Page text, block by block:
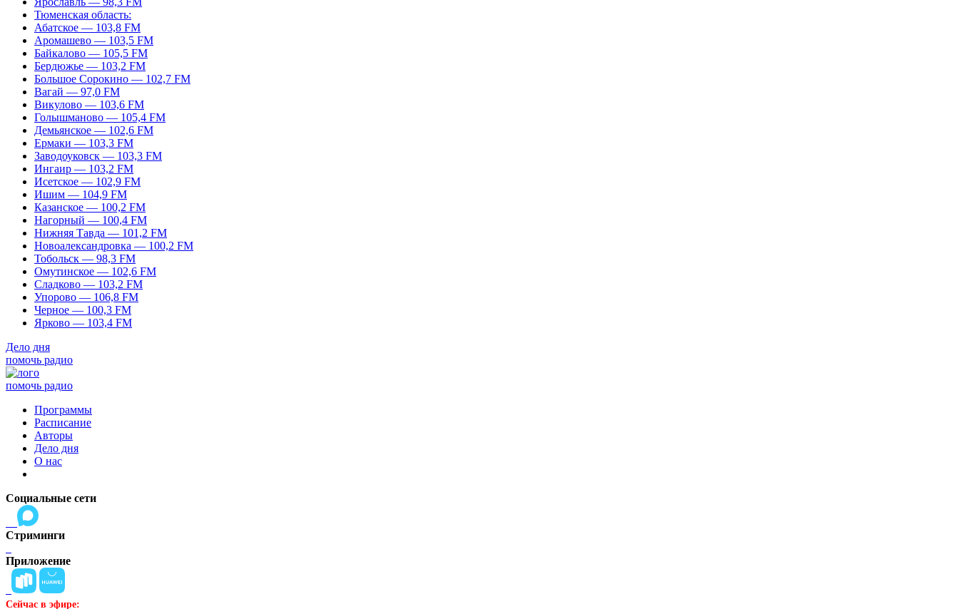
Тюменская область:
Абатское — 103,8 FM
Аромашево — 103,5 FM
Байкалово — 105,5 FM
Бердюжье — 103,2 FM
Большое Сорокино — 102,7 FM
Вагай — 97,0 FM
Викулово — 103,6 FM
Голышманово — 105,4 FM
Демьянское — 102,6 FM
Ермаки — 103,3 FM
Заводоуковск — 103,3 FM
Ингаир — 103,2 FM
Исетское — 102,9 FM
Ишим — 104,9 FM
Казанское — 100,2 FM
Нагорный — 100,4 FM
Нижняя Тавда — 101,2 FM
Новоалександровка — 100,2 FM
Тобольск — 98,3 FM
Омутинское — 102,6 FM
Сладково — 103,2 FM
Упорово — 106,8 FM
Черное — 100,3 FM
Ярково — 103,4 FM
Дело дня
помочь радио
помочь радио
Программы
Расписание
Авторы
Дело дня
О нас
Социальные сети
Стриминги
Приложение
Сейчас в эфире: